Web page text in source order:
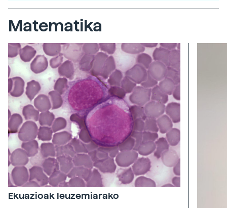
Matematika
Ekuazioak leuzemiarako